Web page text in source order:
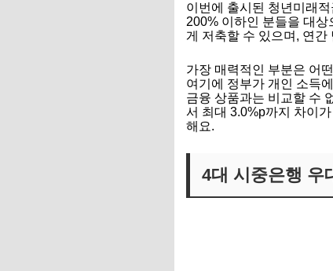
이번에 출시된 청년미래
200% 이하인 분들을 대
게 저축할 수 있으며, 연간
가장 매력적인 부분은 어
여기에 정부가 개인 소득
금융 상품과는 비교할 수
서 최대 3.0%p까지 차이
해요.
4대 시중은행 우